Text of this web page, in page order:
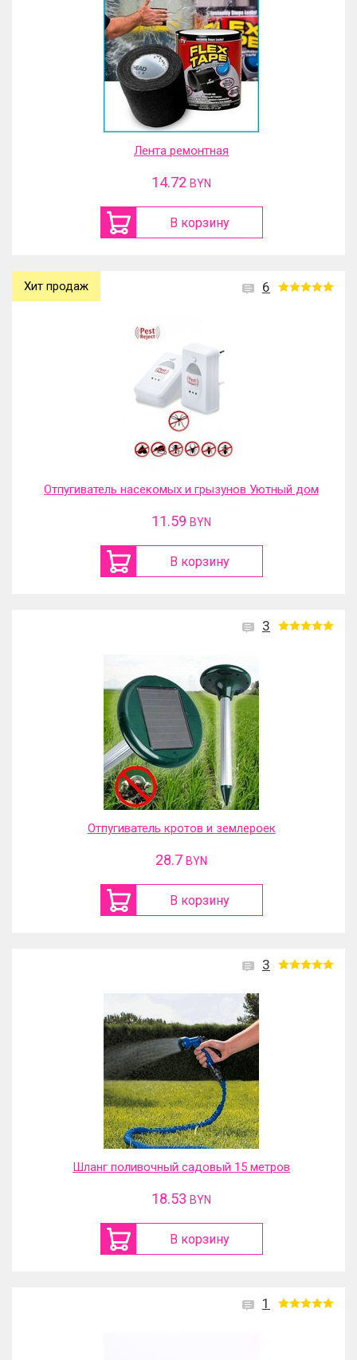
Лента ремонтная
14.72 BYN
В корзину
6
Хит продаж
Отпугиватель насекомых и грызунов Уютный дом
11.59 BYN
В корзину
3
Отпугиватель кротов и землероек
28.7 BYN
В корзину
3
Шланг поливочный садовый 15 метров
18.53 BYN
В корзину
1